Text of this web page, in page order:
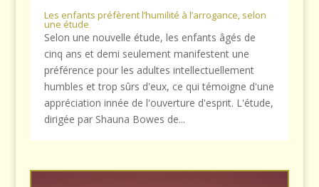
Les enfants préfèrent l’humilité à l’arrogance, selon
une étude
Selon une nouvelle étude, les enfants âgés de
cinq ans et demi seulement manifestent une
préférence pour les adultes intellectuellement
humbles et trop sûrs d'eux, ce qui témoigne d'une
appréciation innée de l'ouverture d'esprit. L'étude,
dirigée par Shauna Bowes de...